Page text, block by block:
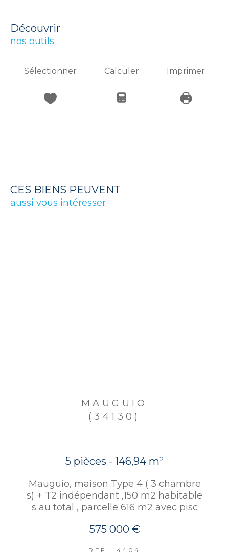
découvrir
nos outils
Sélectionner Calculer Imprimer
CES BIENS PEUVENT
aussi vous intéresser
MAUGUIO
(34130)
5 pièces - 146,94 m²
Mauguio, maison Type 4 ( 3 chambre
s) + T2 indépendant ,150 m2 habitable
s au total , parcelle 616 m2 avec pisc
575 000 €
REF : 4404